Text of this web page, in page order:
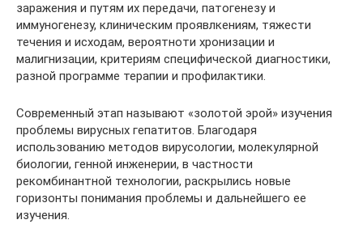
заражения и путям их передачи, патогенезу и
иммуногенезу, клиническим проявлкениям, тяжести
течения и исходам, вероятноти хронизации и
малигнизации, критериям специфической диагностики,
разной программе терапии и профилактики.
Современный этап называют «золотой эрой» изучения
проблемы вирусных гепатитов. Благодаря
использованию методов вирусологии, молекулярной
биологии, генной инженерии, в частности
рекомбинантной технологии, раскрылись новые
горизонты понимания проблемы и дальнейшего ее
изучения.